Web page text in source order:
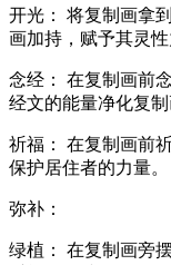
开光： 将复制画拿
画加持，赋予其灵性
念经： 在复制画前
经文的能量净化复制
祈福： 在复制画前
保护居住者的力量。
弥补：
绿植： 在复制画旁